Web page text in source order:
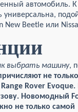
универсальна,
New Beetle или
выбрать машину,
не
Rover
Новомодный
не только самой